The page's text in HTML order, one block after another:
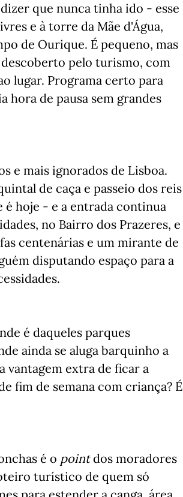
que nunca tinha ido - esse
e à torre da Mãe d'Água,
de Ourique. É pequeno, mas
pelo turismo, com
lugar. Programa certo para
hora de pausa sem grandes
e mais ignorados de Lisboa.
de caça e passeio dos reis
hoje - e a entrada continua
no Bairro dos Prazeres, e
centenárias e um mirante de
disputando espaço para a
é daqueles parques
ainda se aluga barquinho a
vantagem extra de ficar a
fim de semana com criança? É
é o pointdos moradores
turístico de quem só